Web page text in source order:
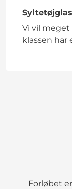
Vi vil meget
klassen har
Forløbet